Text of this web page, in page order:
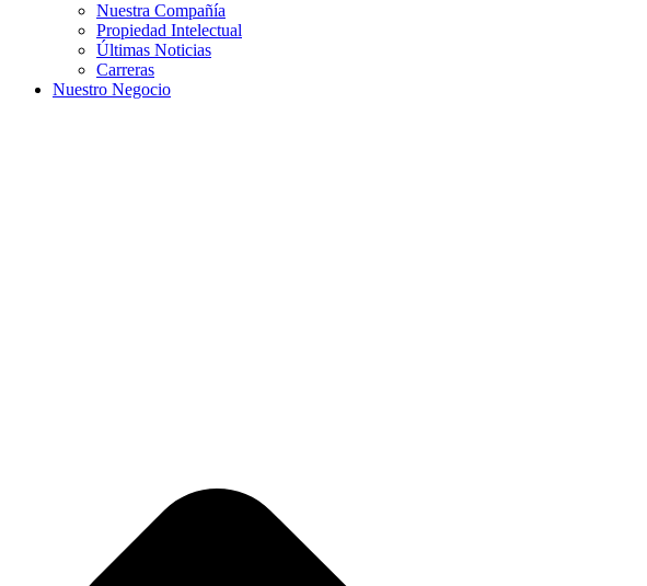
Nuestra Compañía
Propiedad Intelectual
Últimas Noticias
Carreras
Nuestro Negocio